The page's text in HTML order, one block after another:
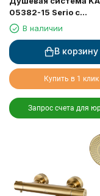
05382-15 Serio с
термостатом 6282
В наличии
В корзину
Купить в 1 клик
Запрос счета для